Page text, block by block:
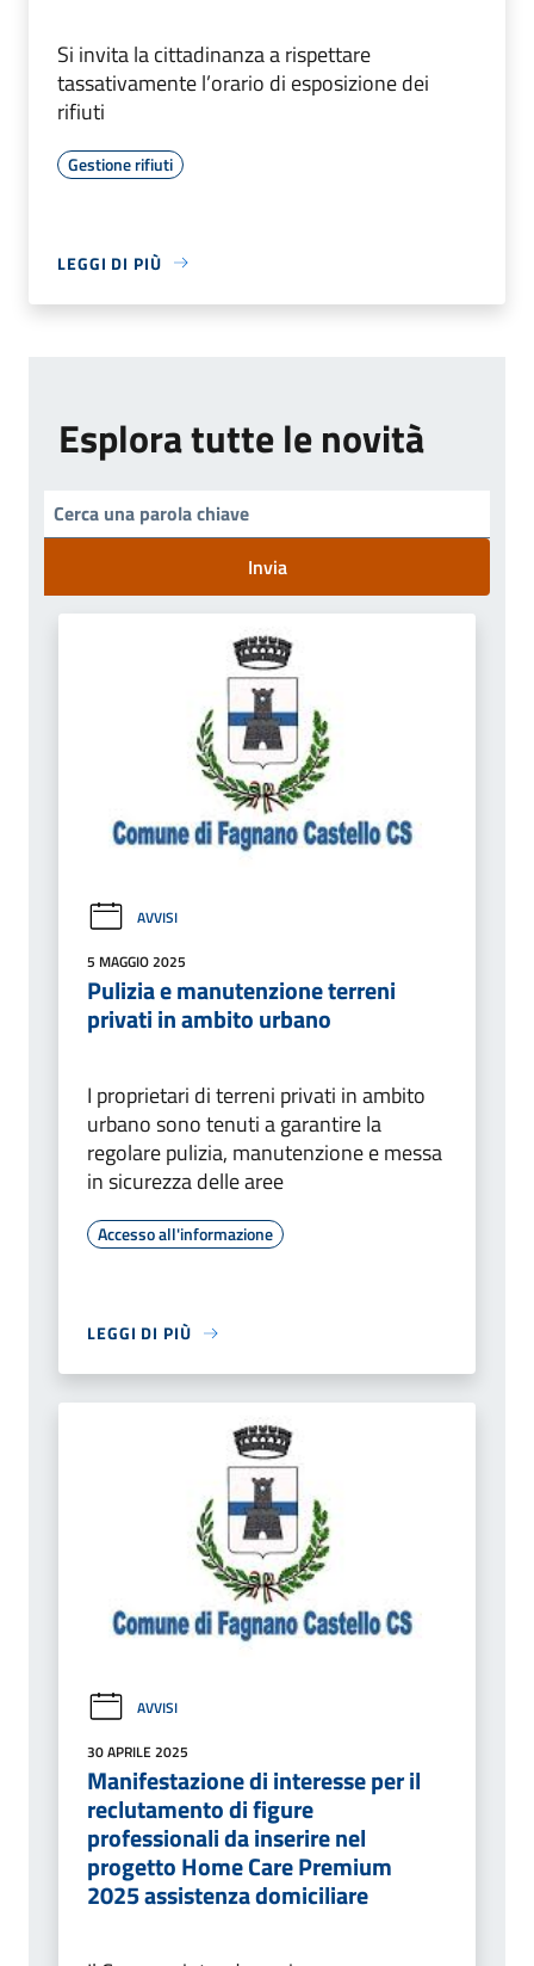
Si invita la cittadinanza a rispettare
tassativamente l’orario di esposizione dei
rifiuti
Gestione rifiuti
LEGGI DI PIÙ
Esplora tutte le novità
Invia
AVVISI
5 MAGGIO 2025
Pulizia e manutenzione terreni
privati in ambito urbano
I proprietari di terreni privati in ambito
urbano sono tenuti a garantire la
regolare pulizia, manutenzione e messa
in sicurezza delle aree
Accesso all'informazione
LEGGI DI PIÙ
AVVISI
30 APRILE 2025
Manifestazione di interesse per il
reclutamento di figure
professionali da inserire nel
progetto Home Care Premium
2025 assistenza domiciliare